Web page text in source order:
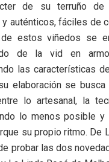
de su terruño de
auténticos, fáciles de
de estos viñedos se
de la vid en
las características
elaboración se busca
lo artesanal, la
lo menos posible y
su propio ritmo. De
probar las dos